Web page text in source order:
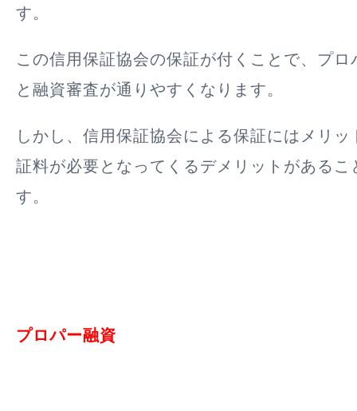
す。
この信用保証協会の保証が付くことで、プ
と融資審査が通りやすくなります。
しかし、信用保証協会による保証にはメリ
証料が必要 となってくるデメリットがある
す。
プロパー融資